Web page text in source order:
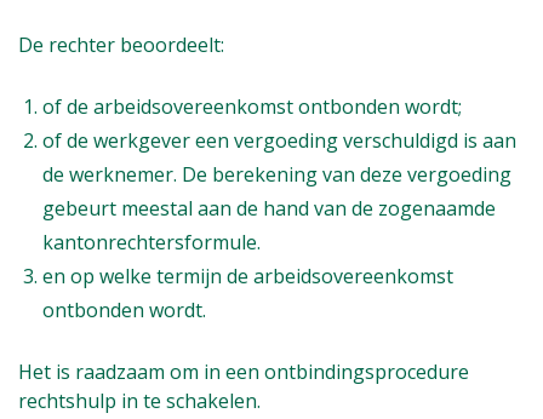
De rechter beoordeelt:
of de arbeidsovereenkomst ontbonden wordt;
of de werkgever een vergoeding verschuldigd is aan
de werknemer. De berekening van deze vergoeding
gebeurt meestal aan de hand van de zogenaamde
kantonrechtersformule.
en op welke termijn de arbeidsovereenkomst
ontbonden wordt.
Het is raadzaam om in een ontbindingsprocedure
rechtshulp in te schakelen.